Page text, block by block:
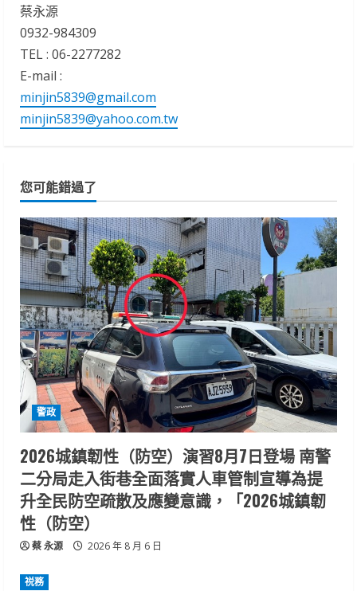
蔡永源
0932-984309
TEL : 06-2277282
E-mail :
minjin5839@gmail.com
minjin5839@yahoo.com.tw
您可能錯過了
警政
2026城鎮韌性（防空）演習8月7日登場 南警
二分局走入街巷全面落實人車管制宣導為提
升全民防空疏散及應變意識，「2026城鎮韌
性（防空）
蔡 永源 2026 年 8 月 6 日
祱務